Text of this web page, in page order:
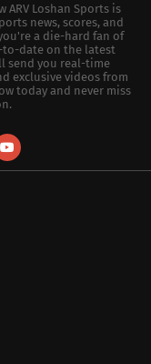
ARV Loshan Sports is
news, scores, and
a die-hard fan of
date on the latest
send you real-time
exclusive videos from
today and never miss